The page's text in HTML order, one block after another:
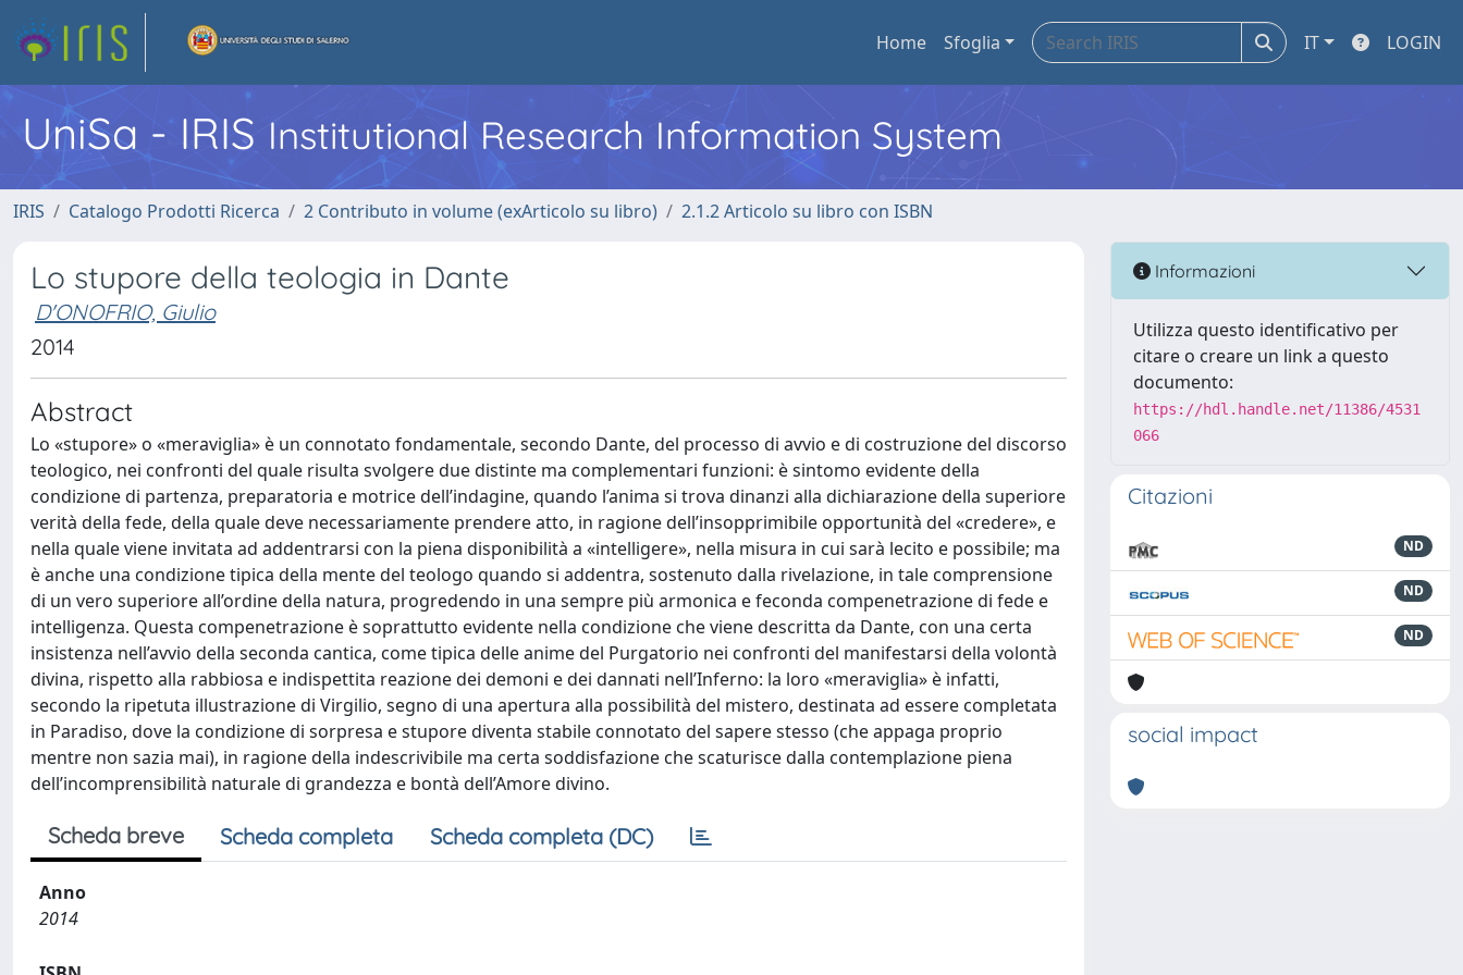
Home Sfoglia IT LOGIN
UniSa - IRIS Institutional Research Information System
IRIS Catalogo Prodotti Ricerca 2 Contributo in volume (exArticolo su libro) 2.1.2 Articolo su libro con ISBN
Lo stupore della teologia in Dante
D'ONOFRIO, Giulio
2014
Abstract
Lo «stupore» o «meraviglia» è un connotato fondamentale, secondo Dante, del processo di avvio e di costruzione del discorso
teologico, nei confronti del quale risulta svolgere due distinte ma complementari funzioni: è sintomo evidente della
condizione di partenza, preparatoria e motrice dell’indagine, quando l’anima si trova dinanzi alla dichiarazione della superiore
verità della fede, della quale deve necessariamente prendere atto, in ragione dell’insopprimibile opportunità del «credere», e
nella quale viene invitata ad addentrarsi con la piena disponibilità a «intelligere», nella misura in cui sarà lecito e possibile; ma
è anche una condizione tipica della mente del teologo quando si addentra, sostenuto dalla rivelazione, in tale comprensione
di un vero superiore all’ordine della natura, progredendo in una sempre più armonica e feconda compenetrazione di fede e
intelligenza. Questa compenetrazione è soprattutto evidente nella condizione che viene descritta da Dante, con una certa
insistenza nell’avvio della seconda cantica, come tipica delle anime del Purgatorio nei confronti del manifestarsi della volontà
divina, rispetto alla rabbiosa e indispettita reazione dei demoni e dei dannati nell’Inferno: la loro «meraviglia» è infatti,
secondo la ripetuta illustrazione di Virgilio, segno di una apertura alla possibilità del mistero, destinata ad essere completata
in Paradiso, dove la condizione di sorpresa e stupore diventa stabile connotato del sapere stesso (che appaga proprio
mentre non sazia mai), in ragione della indescrivibile ma certa soddisfazione che scaturisce dalla contemplazione piena
dell’incomprensibilità naturale di grandezza e bontà dell’Amore divino.
Scheda breve Scheda completa Scheda completa (DC)
Anno
2014
Informazioni
Utilizza questo identificativo per
citare o creare un link a questo
documento:
https://hdl.handle.net/11386/4531
066
Citazioni
ND
ND
ND
social impact